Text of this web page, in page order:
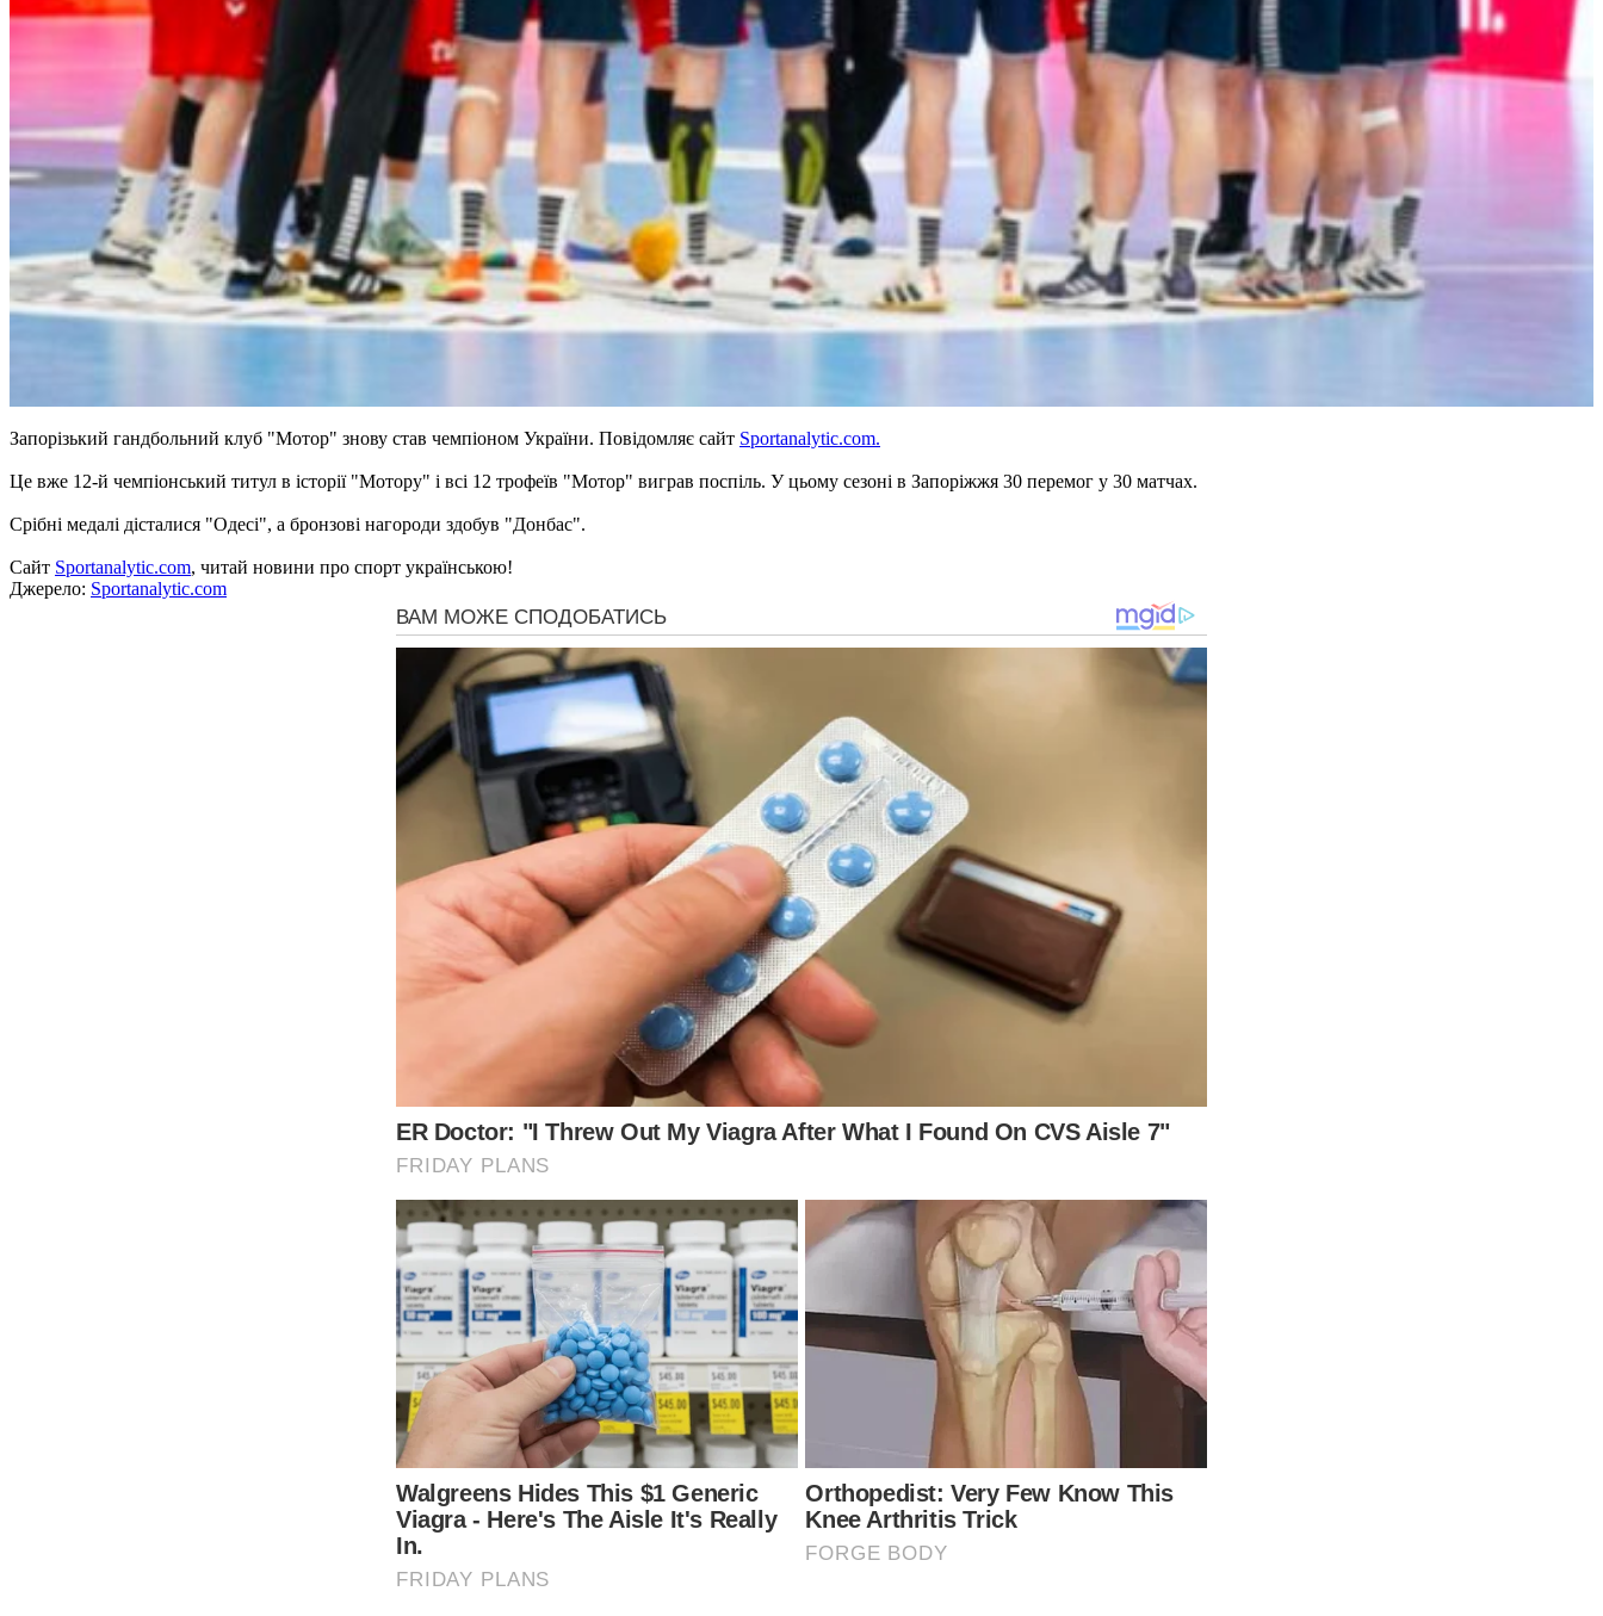
Запорізький гандбольний клуб "Мотор" знову став чемпіоном України. Повідомляє сайт Sportanalytic.com.
Це вже 12-й чемпіонський титул в історії "Мотору" і всі 12 трофеїв "Мотор" виграв поспіль. У цьому сезоні в Запоріжжя 30 перемог у 30 матчах.
Срібні медалі дісталися "Одесі", а бронзові нагороди здобув "Донбас".
Сайт Sportanalytic.com, читай новини про спорт українською!
Джерело: Sportanalytic.com